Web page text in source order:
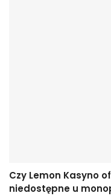
Czy Lemon Kasyno
niedostępne u